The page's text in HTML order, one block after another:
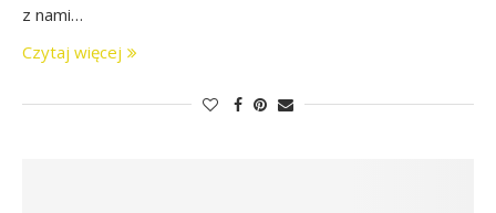
z nami…
Czytaj więcej